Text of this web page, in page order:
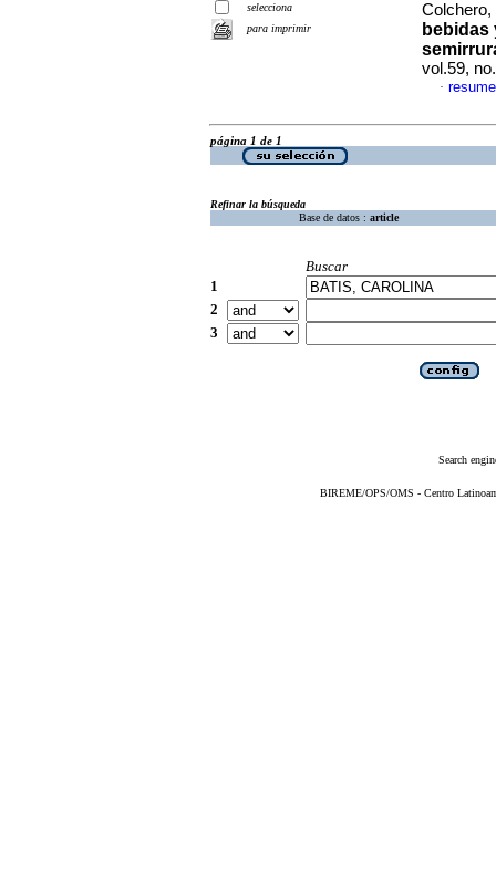
selecciona
para imprimir
bebidas
vol.59,
·
página 1 de 1
Refinar la búsqueda
Base de datos : article
Buscar
1
2
3
Search
BIREME/OPS/OMS - Centro